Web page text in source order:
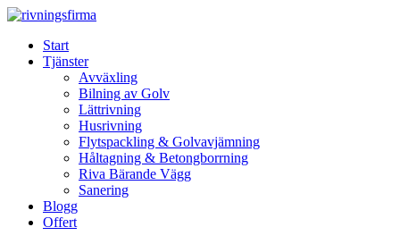
Skip
contentStart
Tjänster
Avväxling
Bilning av Golv
Lättrivning
Husrivning
Flytspackling & Golvavjämning
Håltagning & Betongborrning
Riva Bärande Vägg
Sanering
Blogg
Offert